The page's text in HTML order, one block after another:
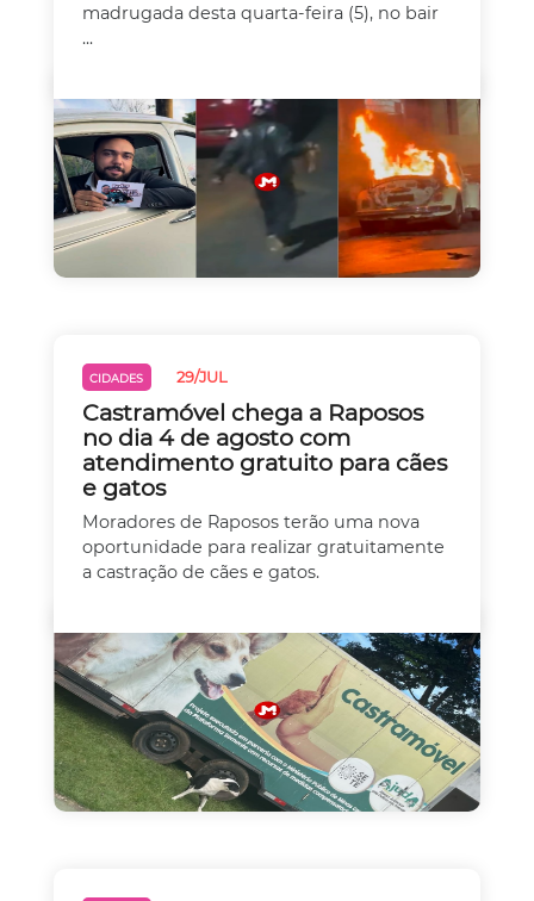
madrugada desta quarta-feira (5), no bair
...
CIDADES 29/JUL
Castramóvel chega a Raposos
no dia 4 de agosto com
atendimento gratuito para cães
e gatos
Moradores de Raposos terão uma nova
oportunidade para realizar gratuitamente
a castração de cães e gatos.